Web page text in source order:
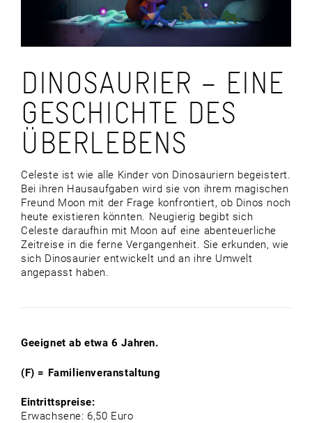
DINOSAURIER – EINE
GESCHICHTE DES
ÜBERLEBENS
Celeste ist wie alle Kinder von Dinosauriern begeistert.
Bei ihren Hausaufgaben wird sie von ihrem magischen
Freund Moon mit der Frage konfrontiert, ob Dinos noch
heute existieren könnten. Neugierig begibt sich
Celeste daraufhin mit Moon auf eine abenteuerliche
Zeitreise in die ferne Vergangenheit. Sie erkunden, wie
sich Dinosaurier entwickelt und an ihre Umwelt
angepasst haben.
Geeignet ab etwa 6 Jahren.
(F) = Familienveranstaltung
Eintrittspreise:
Erwachsene: 6,50 Euro